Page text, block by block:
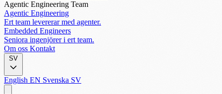
Agentic Engineering Team
Agentic Engineering
Ert team levererar med agenter.
Embedded Engineers
Seniora ingenjörer i ert team.
Om oss Kontakt
SV
English EN Svenska SV